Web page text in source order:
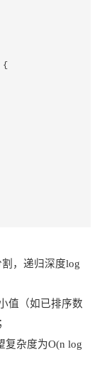
，递归深度log
值（如已排序数
复杂度为O(n log